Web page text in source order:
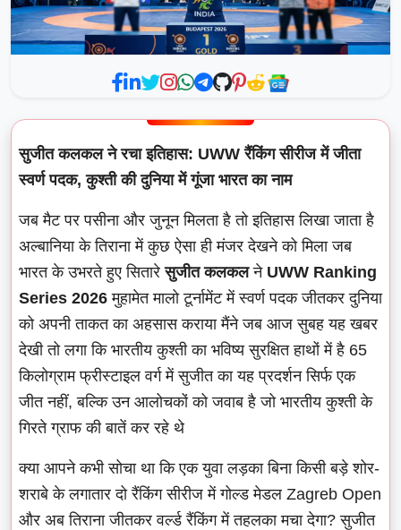
सुजीत कलकल ने रचा इतिहास: UWW रैंकिंग सीरीज में जीता
स्वर्ण पदक, कुश्ती की दुनिया में गूंजा भारत का नाम
जब मैट पर पसीना और जुनून मिलता है तो इतिहास लिखा जाता है
अल्बानिया के तिराना में कुछ ऐसा ही मंजर देखने को मिला जब
भारत के उभरते हुए सितारेसुजीत कलकलने UWW Ranking
Series 2026 मुहामेत मालो टूर्नामेंट में स्वर्ण पदक जीतकर दुनिया
को अपनी ताकत का अहसास कराया मैंने जब आज सुबह यह खबर
देखी तो लगा कि भारतीय कुश्ती का भविष्य सुरक्षित हाथों में है 65
किलोग्राम फ्रीस्टाइल वर्ग में सुजीत का यह प्रदर्शन सिर्फ एक
जीत नहीं, बल्कि उन आलोचकों को जवाब है जो भारतीय कुश्ती के
गिरते ग्राफ की बातें कर रहे थे
क्या आपने कभी सोचा था कि एक युवा लड़का बिना किसी बड़े शोर-
शराबे के लगातार दो रैंकिंग सीरीज में गोल्ड मेडल Zagreb Open
और अब तिराना जीतकर वर्ल्ड रैंकिंग में तहलका मचा देगा? सुजीत